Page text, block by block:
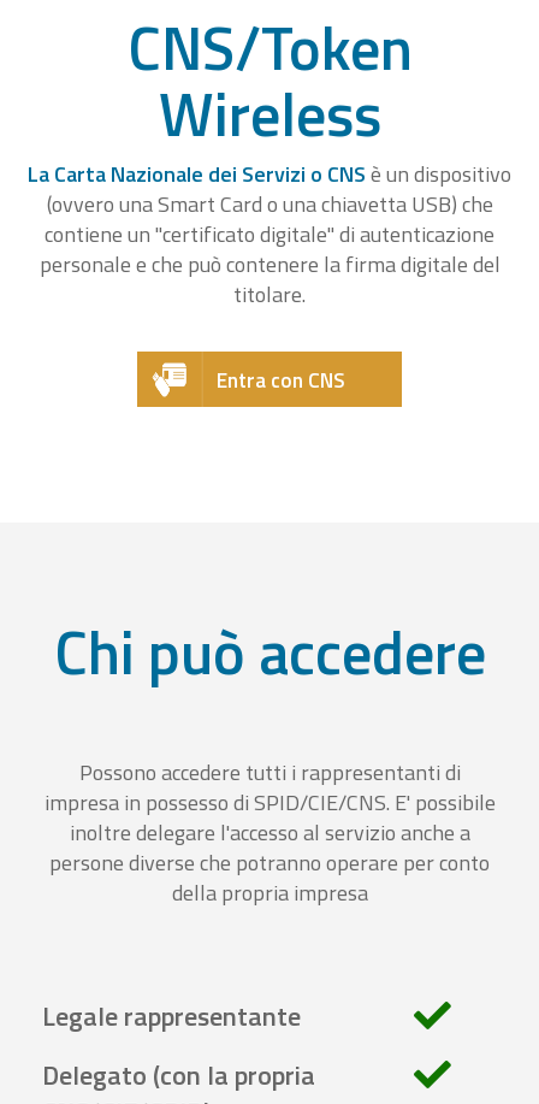
CNS/Token
Wireless
La Carta Nazionale dei Servizi o CNSè un dispositivo
(ovvero una Smart Card o una chiavetta USB) che
contiene un "certificato digitale" di autenticazione
personale e che può contenere la firma digitale del
titolare.
Entra con CNS
Chi può accedere
Possono accedere tutti i rappresentanti di
impresa in possesso di SPID/CIE/CNS. E' possibile
inoltre delegare l'accesso al servizio anche a
persone diverse che potranno operare per conto
della propria impresa
Legale rappresentante
Delegato (con la propria